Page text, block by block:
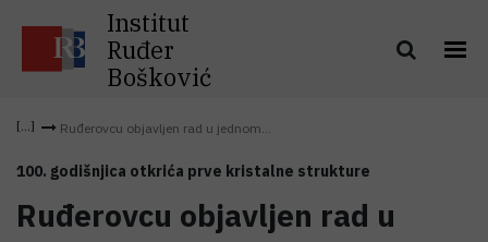
Institut
Ruđer
Bošković
Ruđerovcu objavljen rad u jednom...
100. godišnjica otkrića prve kristalne strukture
Ruđerovcu objavljen rad u